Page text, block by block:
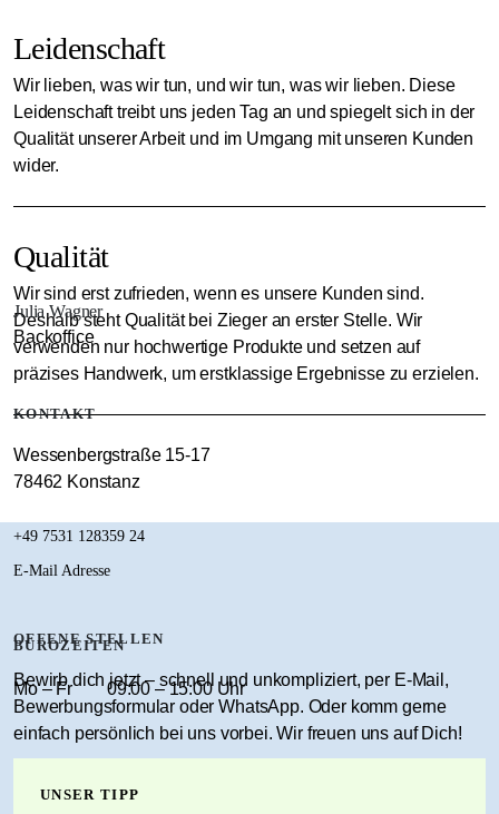
Leidenschaft
Wir lieben, was wir tun, und wir tun, was wir lieben. Diese
Leidenschaft treibt uns jeden Tag an und spiegelt sich in der
Qualität unserer Arbeit und im Umgang mit unseren Kunden
wider.
Qualität
Wir sind erst zufrieden, wenn es unsere Kunden sind.
Deshalb steht Qualität bei Zieger an erster Stelle. Wir
verwenden nur hochwertige Produkte und setzen auf
präzises Handwerk, um erstklassige Ergebnisse zu erzielen.
OFFENE STELLEN
Bewirb dich jetzt – schnell und unkompliziert, per E-Mail,
Bewerbungsformular oder WhatsApp. Oder komm gerne
einfach persönlich bei uns vorbei. Wir freuen uns auf Dich!
Julia Wagner
Backoffice
KONTAKT
Wessenbergstraße 15-17
78462 Konstanz
+49 7531 128359 24
E-Mail Adresse
BÜROZEITEN
Mo – Fr 09:00 – 15:00 Uhr
UNSER TIPP